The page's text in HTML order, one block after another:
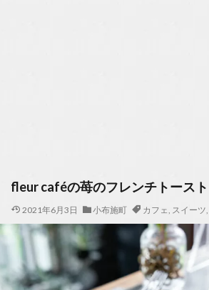
fleur caféの苺のフレンチトースト
2021年6月3日 小布施町 カフェ, スイーツ,